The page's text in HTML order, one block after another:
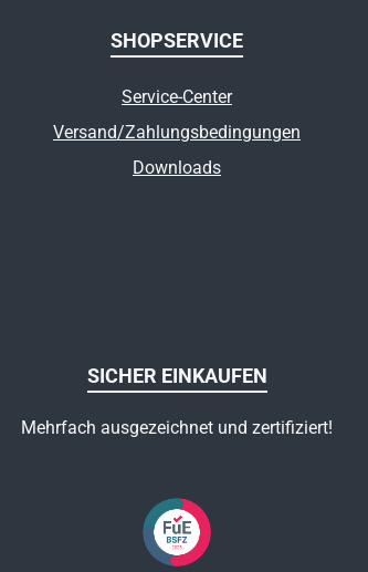
SHOPSERVICE
Service-Center
Versand/Zahlungsbedingungen
Downloads
SICHER EINKAUFEN
Mehrfach ausgezeichnet und zertifiziert!